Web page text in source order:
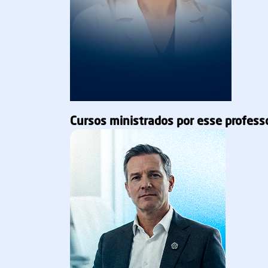
Cursos ministrados por esse